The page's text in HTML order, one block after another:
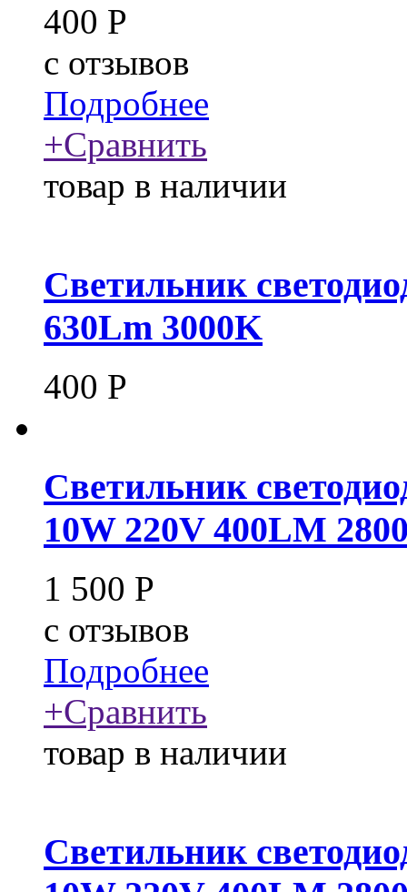
400 Р
c отзывов
Подробнее
+Сравнить
товар в наличии
Светильник
630Lm 3000K
400 Р
Светильник
10W 220V 400LM
1 500 Р
c отзывов
Подробнее
+Сравнить
товар в наличии
Светильник